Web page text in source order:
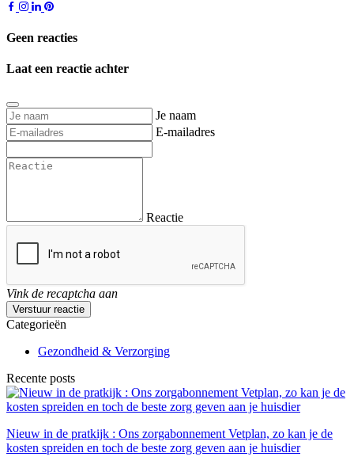
Geen reacties
Laat een reactie achter
Je naam
E-mailadres
Reactie
Vink de recaptcha aan
Verstuur reactie
Categorieën
Gezondheid & Verzorging
Recente posts
Nieuw in de pratkijk : Ons zorgabonnement Vetplan, zo kan je de
kosten spreiden en toch de beste zorg geven aan je huisdier